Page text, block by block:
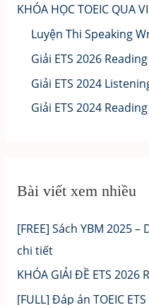
KHÓA HỌC TOEIC QUA
Luyện Thi Speaking
Giải ETS 2026 Reading
Giải ETS 2024
Giải ETS 2024 Reading
Bài viết xem nhiều
[FREE] Sách YBM 2025
chi tiết
KHÓA GIẢI ĐỀ ETS 2026
[FULL] Đáp án TOEIC